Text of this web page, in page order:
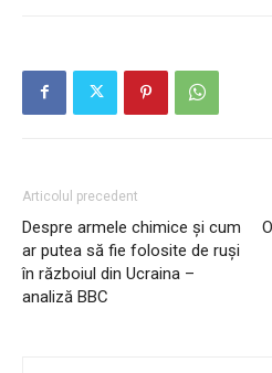
Articolul precedent
Despre armele chimice și cum
ar putea să fie folosite de ruși
în războiul din Ucraina –
analiză BBC